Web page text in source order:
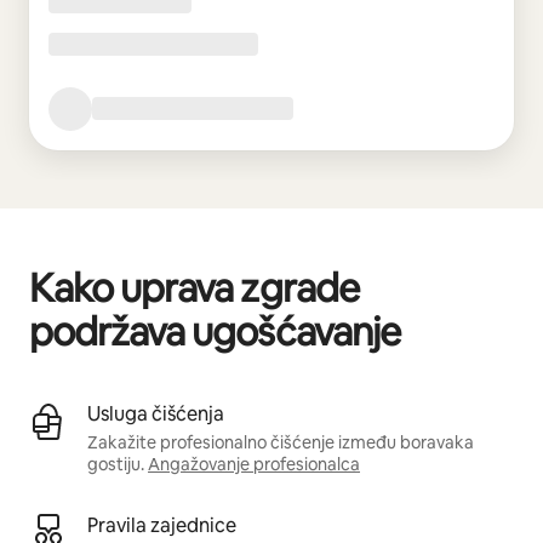
Kako uprava zgrade
podržava ugošćavanje
Usluga čišćenja
Zakažite profesionalno čišćenje između boravaka
gostiju.Angažovanje profesionalca
Pravila zajednice